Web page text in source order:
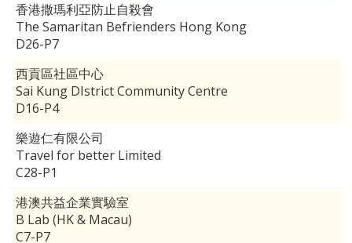
香港撒瑪利亞防止自殺會
The Samaritan Befrienders Hong Kong
D26-P7
西貢區社區中心
Sai Kung DIstrict Community Centre
D16-P4
樂遊仁有限公司
Travel for better Limited
C28-P1
港澳共益企業實驗室
B Lab (HK & Macau)
C7-P7